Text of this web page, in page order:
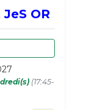
OR
(17:45-